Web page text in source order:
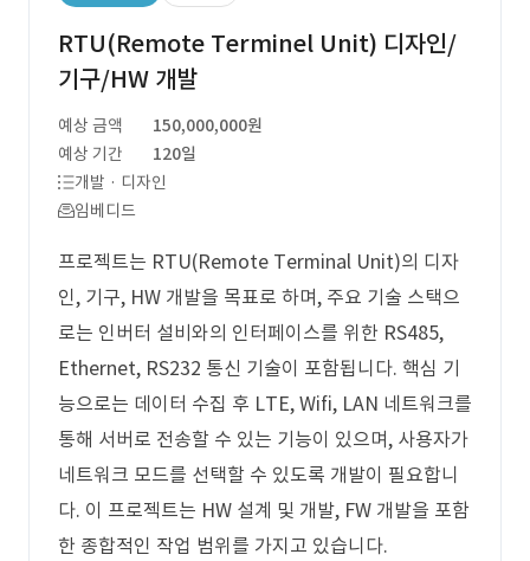
RTU(Remote Terminel Unit) 디자인/
기구/HW 개발
예상 금액
150,000,000원
예상 기간
120일
개발 · 디자인
임베디드
프로젝트는 RTU(Remote Terminal Unit)의 디자
인, 기구, HW 개발을 목표로 하며, 주요 기술 스택으
로는 인버터 설비와의 인터페이스를 위한 RS485,
Ethernet, RS232 통신 기술이 포함됩니다. 핵심 기
능으로는 데이터 수집 후 LTE, Wifi, LAN 네트워크를
통해 서버로 전송할 수 있는 기능이 있으며, 사용자가
네트워크 모드를 선택할 수 있도록 개발이 필요합니
다. 이 프로젝트는 HW 설계 및 개발, FW 개발을 포함
한 종합적인 작업 범위를 가지고 있습니다.